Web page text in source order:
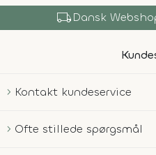
local_shippingDansk
Kontakt kundeservice
Ofte stillede spørgsmål